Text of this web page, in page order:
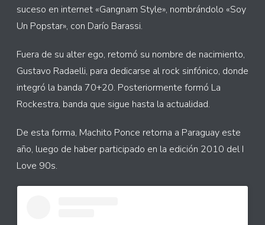
suceso en internet «Gangnam Style», nombrándolo «Soy
Un Popstar», con Darío Barassi.
Fuera de su alter ego, retomó su nombre de nacimiento,
Gustavo Radaelli, para dedicarse al rock sinfónico, donde
integró la banda 70+20. Posteriormente formó La
Rockestra, banda que sigue hasta la actualidad.
De esta forma, Machito Ponce retorna a Paraguay este
año, luego de haber participado en la edición 2010 del I
Love 90s.